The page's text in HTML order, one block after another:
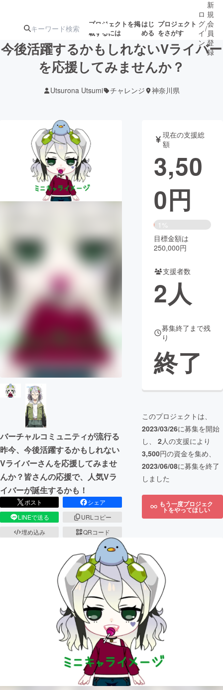
プロジェクトを掲
載するには
はじ
める
プロジェクト
をさがす
ターン
ジェクト
募集終了が近いプ
ロジェクト
されます
アート・写真 音楽
テクノロジー・ガジェット ゲーム・サ
映像・映画 書籍・雑誌
チャレンジ
まちづくり・地域活性化
CAMPFIRE for Social Good
CAMPFIRE Creation
コミュニティ
ロ
グ
イ
ン
/
新
規
会
員
登
録
今後活躍するかもしれないVライバー
を応援してみませんか？
Utsurona Utsumi チャレンジ 神奈川県
バーチャルコミュニティが流行る
昨今、今後活躍するかもしれない
Vライバーさんを応援してみませ
んか？皆さんの応援で、人気Vラ
イバーが誕生するかも！
ポスト
シェア
LINEで送る
URLコピー
埋め込み
QRコード
現在の支援総
額
3,50
0円
1%
目標金額は
250,000円
支援者数
2人
募集終了まで残
り
終了
このプロジェクトは、
2023/03/26に募集を開始
し、 2人の支援により
3,500円の資金を集め、
2023/06/08に募集を終了
しました
もう一度プロジェク
トをやってほしい